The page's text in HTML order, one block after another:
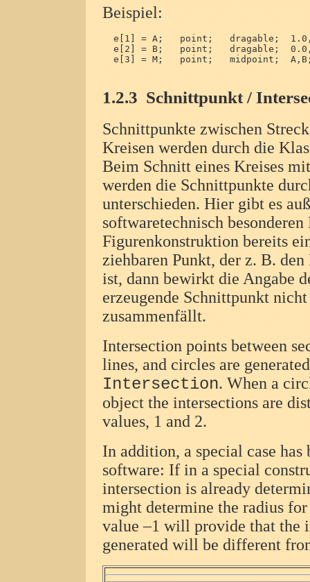
Beispiel:
e[1] = A;   point;   dragable;
e[2] = B;   point;   dragable;
e[3] = M;   point;   midpoint;
1.2.3Schnittpunkt /
Schnittpunkte zwischen
Kreisen werden durch die
Beim Schnitt eines Kreises
werden die Schnittpunkte
unterschieden. Hier gibt es
softwaretechnisch
Figurenkonstruktion bereits
ziehbaren Punkt, der z. B.
ist, dann bewirkt die Angabe
erzeugende Schnittpunkt
zusammenfällt.
Intersection points between
lines, and circles are
Intersection. When a
object the intersections are
values, 1 and 2.
In addition, a special case
software: If in a special
intersection is already
might determine the radius
value –1 will provide that the
generated will be different